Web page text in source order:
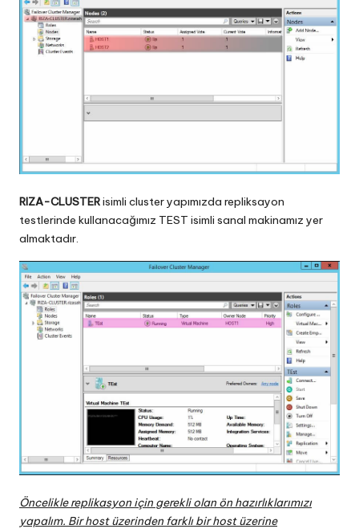
RIZA-CLUSTERisimli cluster yapımızda repliksayon
testlerinde kullanacağımız TEST isimli sanal makinamız yer
almaktadır.
Öncelikle replikasyon için gerekli olan ön hazırlıklarımızı
yapalım. Bir host üzerinden farklı bir host üzerine